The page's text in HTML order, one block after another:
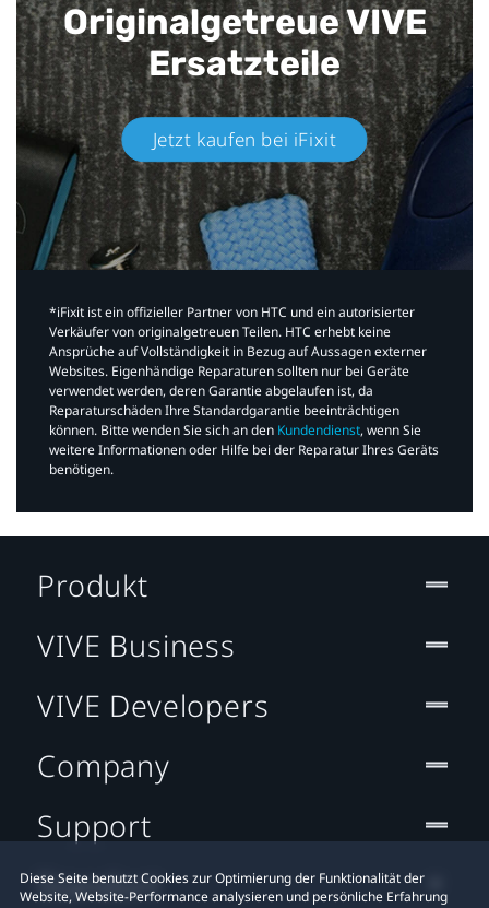
Originalgetreue VIVE
Ersatzteile
Jetzt kaufen bei iFixit​
*iFixit ist ein offizieller Partner von HTC und ein autorisierter
Verkäufer von originalgetreuen Teilen. HTC erhebt keine
Ansprüche auf Vollständigkeit in Bezug auf Aussagen externer
Websites. Eigenhändige Reparaturen sollten nur bei Geräte
verwendet werden, deren Garantie abgelaufen ist, da
Reparaturschäden Ihre Standardgarantie beeinträchtigen
können. Bitte wenden Sie sich an den Kundendienst, wenn Sie
weitere Informationen oder Hilfe bei der Reparatur Ihres Geräts
benötigen.​
Diese Seite benutzt Cookies zur Optimierung der Funktionalität der
Website, Website-Performance analysieren und persönliche Erfahrung
Produkt
VIVE Business
VIVE Developers
Company
Support
Standort